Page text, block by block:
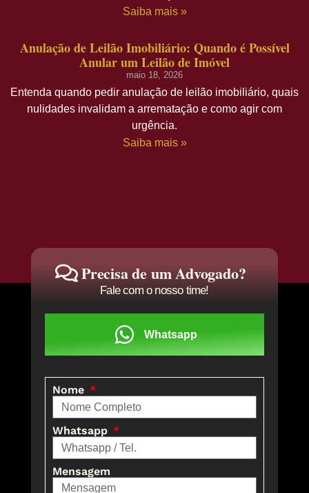
Saiba mais »
Anulação de Leilão Imobiliário: Quando é Possível
Anular um Leilão de Imóvel
maio 18, 2026
Entenda quando pedir anulação de leilão imobiliário, quais
nulidades invalidam a arrematação e como agir com
urgência.
Saiba mais »
Precisa de um Advogado?
Fale com o nosso time!
Whatsapp
Nome
Whatsapp
Mensagem